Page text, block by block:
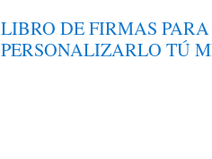
LIBRO DE FIRMAS
PERSONALIZARLO TÚ